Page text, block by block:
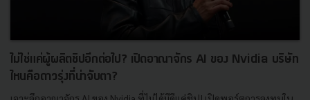
ไม่ใช่แค่ผู้ผลิตชิปอีกต่อไป? เปิดอาณาจักร AI ของ Nvidia บริษัท
ไหนคือดาวรุ่งที่น่าจับตา?